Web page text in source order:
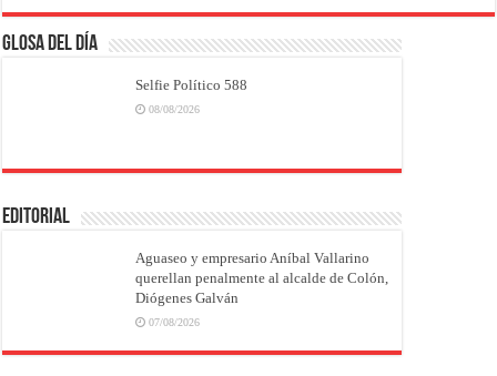
Glosa del Día
Selfie Político 588
08/08/2026
EDITORIAL
Aguaseo y empresario Aníbal Vallarino
querellan penalmente al alcalde de Colón,
Diógenes Galván
07/08/2026